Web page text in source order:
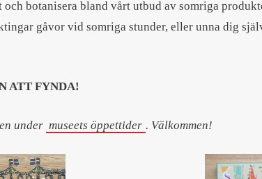
botanisera bland vårt utbud av somriga
gåvor vid somriga stunder, eller unna dig
ATT FYNDA!
under museets öppettider . Välkommen!